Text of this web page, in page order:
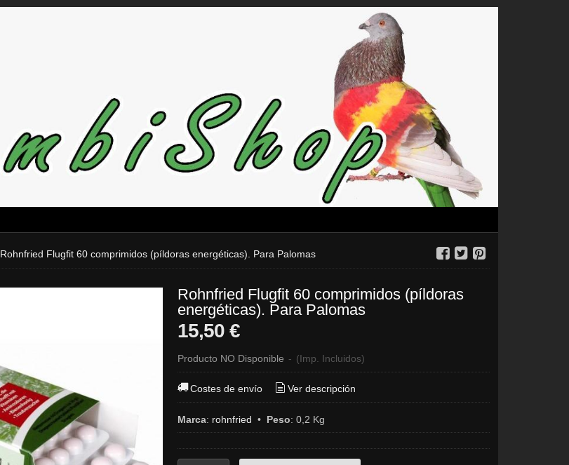
Rohnfried Flugfit 60 comprimidos (píldoras energéticas). Para Palomas
Rohnfried Flugfit 60 comprimidos (píldoras
energéticas). Para Palomas
15,50 €
Producto NO Disponible - (Imp. Incluidos)
Costes de envío Ver descripción
Marca: rohnfried • Peso: 0,2 Kg